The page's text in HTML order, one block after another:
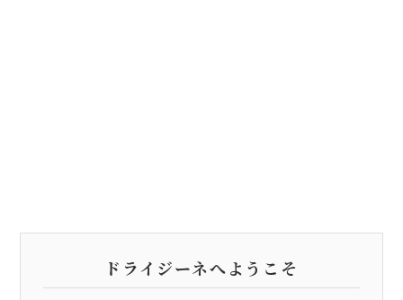
ドライジーネへようこそ